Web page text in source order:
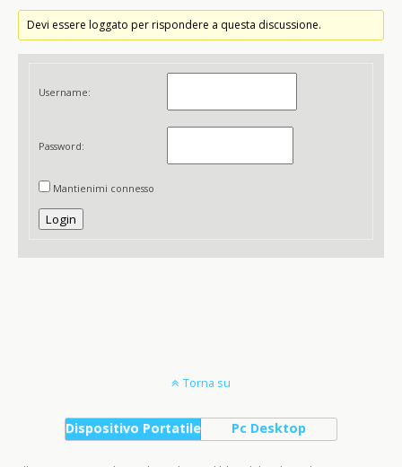
Devi essere loggato per rispondere a questa discussione.
Username:
Password:
Mantienimi connesso
Login
Torna su
Dispositivo Portatile Pc Desktop